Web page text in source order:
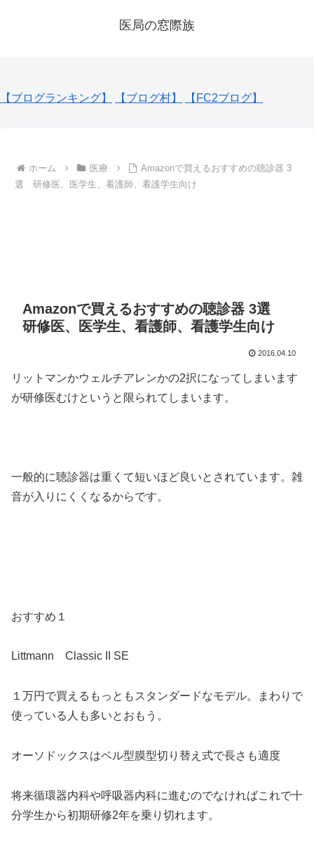
医局の窓際族
【ブログランキング】 【ブログ村】 【FC2ブログ】
ホーム 医療
Amazonで買えるおすすめの聴診器 3
選 研修医、医学生、看護師、看護学生向け
Amazonで買えるおすすめの聴診器 3選
研修医、医学生、看護師、看護学生向け
2016.04.10
リットマンかウェルチアレンかの2択になってしまいます
が研修医むけというと限られてしまいます。
一般的に聴診器は重くて短いほど良いとされています。雑
音が入りにくくなるからです。
おすすめ１
Littmann Classic II SE
１万円で買えるもっともスタンダードなモデル。まわりで
使っている人も多いとおもう。
オーソドックスはベル型膜型切り替え式で長さも適度
将来循環器内科や呼吸器内科に進むのでなければこれで十
分学生から初期研修2年を乗り切れます。